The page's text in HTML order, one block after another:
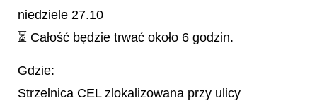
niedziele 27.10
⏳ Całość będzie trwać około 6 godzin.
Gdzie:
Strzelnica CEL zlokalizowana przy ulicy